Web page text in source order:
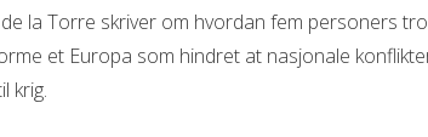
la Torre skriver om hvordan fem personers
et Europa som hindret at nasjonale
krig.